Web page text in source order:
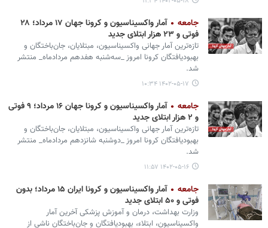
جامعه
آمار واکسیناسیون و کرونا جهان ۱۷ مرداد؛ ۲۸
فوتی و ۲۳ هزار ابتلای جدید
تازه‌ترین آمار جهانی واکسیناسیون، مبتلایان، جان‌باختگان و
بهبودیافتگان کرونا امروز _سه‌شنبه هفدهم مردادماه_ منتشر
شد.
۱۴۰۲-۰۵-۱۷ ۱۰:۳۴
جامعه
آمار واکسیناسیون و کرونا جهان ۱۶ مرداد؛ ۹ فوتی
و ۲ هزار ابتلای جدید
تازه‌ترین آمار جهانی واکسیناسیون، مبتلایان، جان‌باختگان و
بهبودیافتگان کرونا امروز _دوشنبه شانزدهم مردادماه_ منتشر
شد.
۱۴۰۲-۰۵-۱۶ ۱۱:۵۷
جامعه
آمار واکسیناسیون و کرونا ایران ۱۵ مرداد؛ بدون
فوتی و ۵۰ ابتلای جدید
وزارت بهداشت، درمان و آموزش پزشکی آخرین آمار
واکسیناسیون، ابتلاء، بهبودیافتگان و جان‌باختگان ناشی از